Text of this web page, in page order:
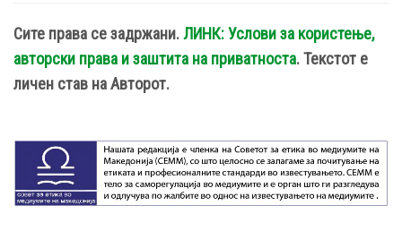
Сите права се задржани.ЛИНК: Услови за користење,
авторски права и заштита на приватноста. Текстот е
личен став на Авторот.